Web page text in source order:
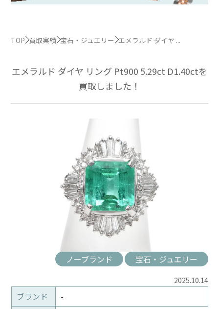
TOP 買取実績 宝石・ジュエリー エメラルド ダイヤ ...
エメラルド ダイヤ リング Pt900 5.29ct D1.40ctを
買取しました！
ノーブランド 宝石・ジュエリー
2025.10.14
ブランド
-